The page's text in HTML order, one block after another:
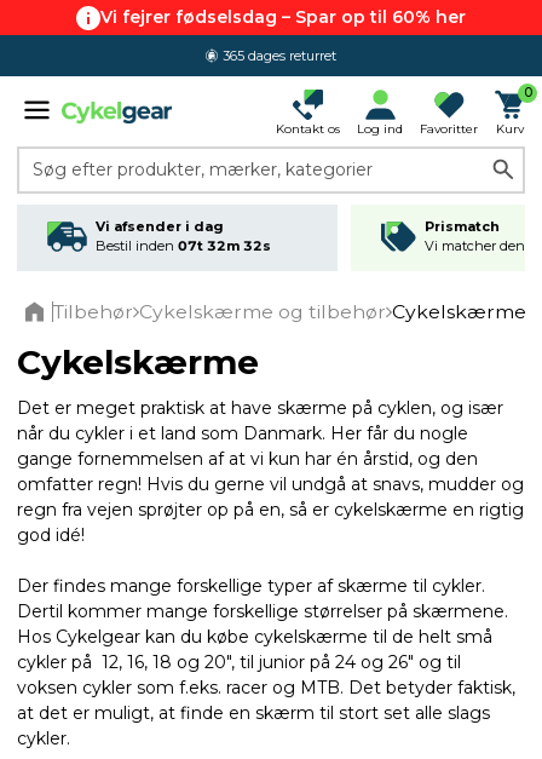
Vi fejrer fødselsdag – Spar op til 60% her
365 dages returret
Kontakt os Log ind Favoritter
0
Kurv
Søg efter produkter, mærker, kategorier
Vi afsender i dag
Bestil inden 07t 32m 31s
Prismatch
Vi matcher den
Tilbehør Cykelskærme og tilbehør Cykelskærme
Cykelskærme
Det er meget praktisk at have skærme på cyklen, og især
når du cykler i et land som Danmark. Her får du nogle
gange fornemmelsen af at vi kun har én årstid, og den
omfatter regn! Hvis du gerne vil undgå at snavs, mudder og
regn fra vejen sprøjter op på en, så er cykelskærme en rigtig
god idé!
Der findes mange forskellige typer af skærme til cykler.
Dertil kommer mange forskellige størrelser på skærmene.
Hos Cykelgear kan du købe cykelskærme til de helt små
cykler på 12, 16, 18 og 20", til junior på 24 og 26" og til
voksen cykler som f.eks. racer og MTB. Det betyder faktisk,
at det er muligt, at finde en skærm til stort set alle slags
cykler.